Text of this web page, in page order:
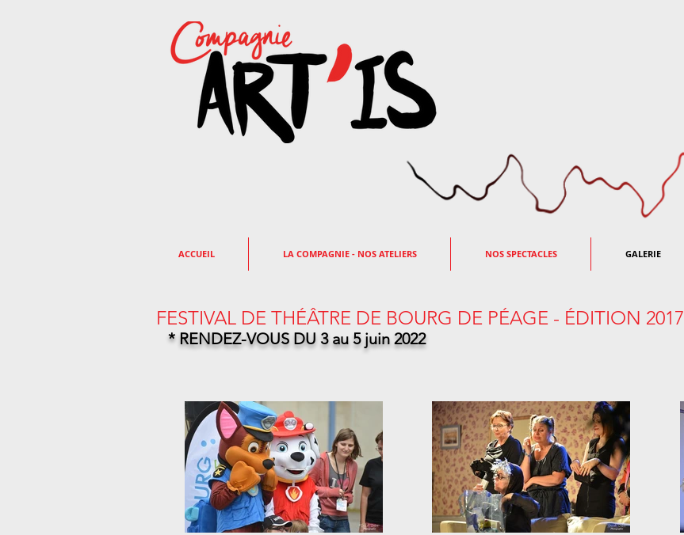
ACCUEIL LA COMPAGNIE - NOS ATELIERS NOS SPECTACLES GALERIE
FESTIVAL DE THÉÂTRE DE BOURG DE PÉAGE - ÉDITION 2017
* RENDEZ-VOUS DU 3 au 5 juin 2022